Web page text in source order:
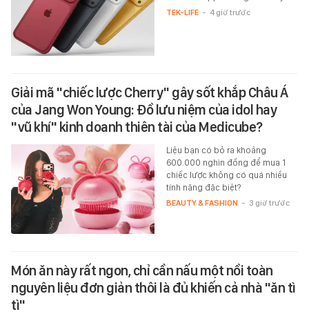
TEK-LIFE - 4 giờ trước
Giải mã "chiếc lược Cherry" gây sốt khắp Châu Á
của Jang Won Young: Đồ lưu niệm của idol hay
"vũ khí" kinh doanh thiên tài của Medicube?
Liệu bạn có bỏ ra khoảng
600.000 nghìn đồng để mua 1
chiếc lược không có quá nhiều
tính năng đặc biệt?
BEAUTY & FASHION - 3 giờ trước
Món ăn này rất ngon, chỉ cần nấu một nồi toàn
nguyên liệu đơn giản thôi là đủ khiến cả nhà "ăn tì
tì"